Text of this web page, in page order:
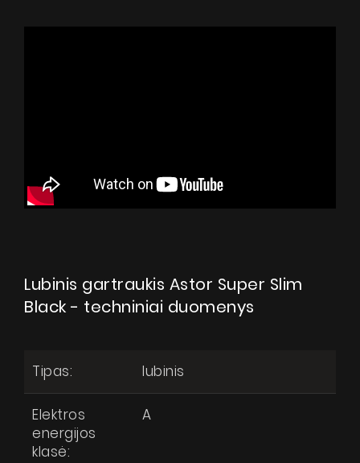
Lubinis gartraukis Astor Super Slim
Black - techniniai duomenys
Tipas: lubinis
Elektros
energijos
klasė:
A